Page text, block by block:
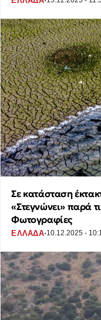
Σε κατάσταση
«Στεγνώνει» παρά
Φωτογραφίες
ΕΛΛΑΔΑ·10.12.2025 -